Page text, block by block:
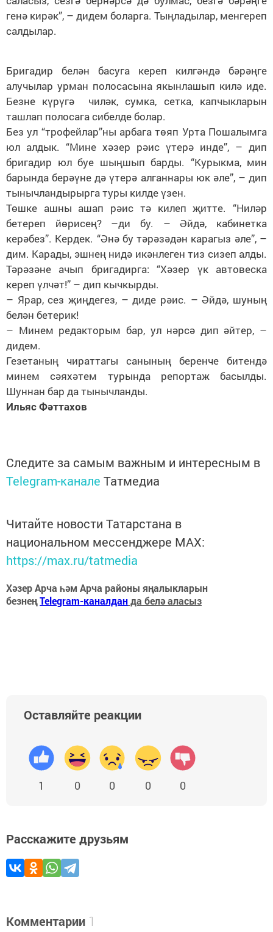
генә кирәк”, – дидем боларга. Тыңладылар, менгереп
салдылар.
Бригадир белән басуга кереп килгәндә бәрәңге
алучылар урман полосасына якынлашып килә иде.
Безне күрүгә чиләк, сумка, сетка, капчыкларын
ташлап полосага сибелде болар.
Без ул “трофейлар”ны арбага төяп Урта Пошалымга
юл алдык. “Мине хәзер рәис үтерә инде”, – дип
бригадир юл буе шыңшып барды. “Курыкма, мин
барында берәүне дә үтерә алганнары юк әле”, – дип
тынычландырырга туры килде үзен.
Төшке ашны ашап рәис тә килеп җитте. “Ниләр
бетереп йөрисең? –ди бу. – Әйдә, кабинетка
керәбез”. Кердек. “Әнә бу тәрәзәдән карагыз әле”, –
дим. Карады, эшнең нидә икәнлеген тиз сизеп алды.
Тәрәзәне ачып бригадирга: “Хәзер үк автовеска
кереп үлчәт!” – дип кычкырды.
– Ярар, сез җиңдегез, – диде рәис. – Әйдә, шуның
белән бетерик!
– Минем редакторым бар, ул нәрсә дип әйтер, –
дидем.
Гезетаның чираттагы санының беренче битендә
минем сәяхәтем турында репортаж басылды.
Шуннан бар да тынычланды.
Ильяс Фәттахов
Следите за самым важным и интересным в
Telegram-канале Татмедиа
Читайте новости Татарстана в
национальном мессенджере MАХ:
https://max.ru/tatmedia
Хәзер Арча һәм Арча районы яңалыкларын
безнеңTelegram-каналданда белә аласыз
Оставляйте реакции
1 0 0 0 0
Расскажите друзьям
Комментарии 1